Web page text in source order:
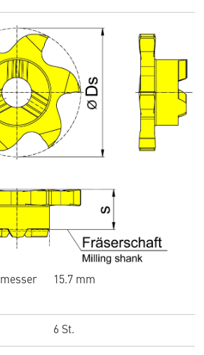
15.7 mm
6 St.